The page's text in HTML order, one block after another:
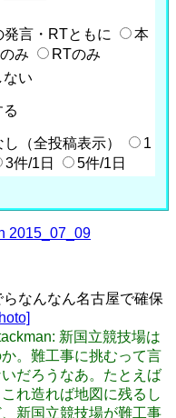
発言・RTともに
本
み
RTのみ
ない
（全投稿表示）
1
3件/1日 5件/1日
2015_07_09
らなんなん名古屋で確保
新国立競技場は
。難工事に挑むって言
だろうなあ。たとえば
れ造れば地図に残るし
新国立競技場が難工事